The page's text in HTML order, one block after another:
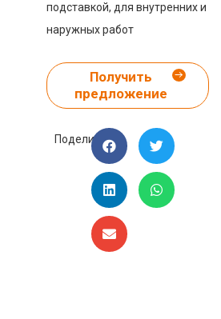
подставкой, для внутренних и
наружных работ
Получить
предложение
Поделиться: